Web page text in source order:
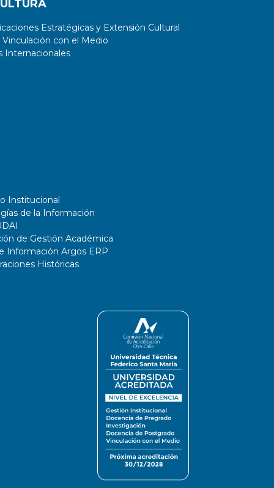
Estratégicas y Extensión Cultural
con el Medio
Internacionales
Institucional
de la Información
de Gestión Académica
Información Argos ERP
Históricas